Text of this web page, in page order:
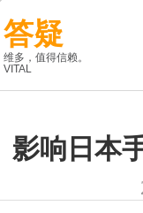
答疑
维多，值得信赖。
VITAL
影响日本